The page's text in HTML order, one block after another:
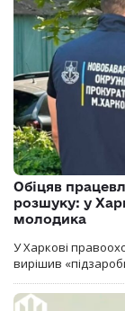
Обіцяв
розшуку: у
молодика
У Харкові
вирішив